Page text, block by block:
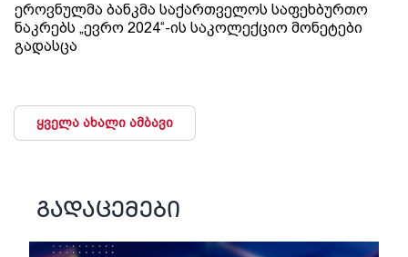
ეროვნულმა ბანკმა საქართველოს საფეხბურთო
ნაკრებს „ევრო 2024“-ის საკოლექციო მონეტები
გადასცა
ყველა ახალი ამბავი
გადაცემები